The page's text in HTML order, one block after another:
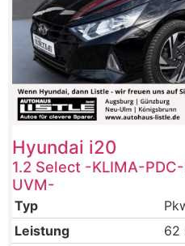
Hyundai i20
1.2 Select -KLIMA-
UVM-
Typ
Leistung
62